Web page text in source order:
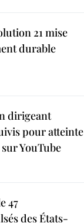
21 mise
durable
dirigeant
pour atteinte
YouTube
47
des États-